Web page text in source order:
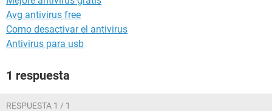
Avg antivirus free
Como desactivar el antivirus
Antivirus para usb
1 respuesta
RESPUESTA 1 / 1